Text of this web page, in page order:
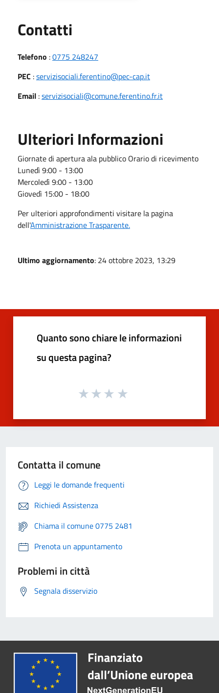
Contatti
Telefono :0775 248247
PEC :servizisociali.ferentino@pec-cap.it
Email :servizisociali@comune.ferentino.fr.it
Ulteriori Informazioni
Giornate di apertura ala pubblico Orario di ricevimento
Lunedì 9:00 - 13:00
Mercoledì 9:00 - 13:00
Giovedì 15:00 - 18:00
Per ulteriori approfondimenti visitare la pagina
dell'Amministrazione Trasparente.
Ultimo aggiornamento: 24 ottobre 2023, 13:29
Quanto sono chiare le informazioni
su questa pagina?
Contatta il comune
Leggi le domande frequenti
Richiedi Assistenza
Chiama il comune 0775 2481
Prenota un appuntamento
Problemi in città
Segnala disservizio